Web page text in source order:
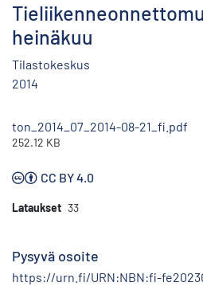
heinäkuu
Tilastokeskus
2014
ton_2014_07_2014-08-21_fi.pdf
252.12 KB
CC BY 4.0
Lataukset 33
Pysyvä osoite
https://urn.fi/URN:NBN:fi-